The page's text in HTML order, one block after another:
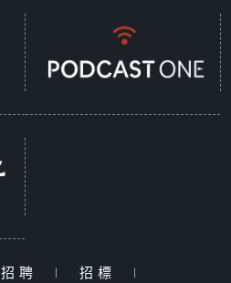
招聘 | 招標
|